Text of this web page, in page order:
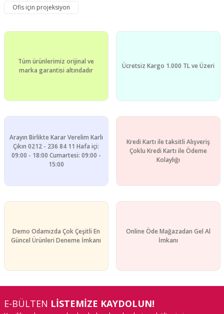
Görüş ve önerileriniz için teşekkür ederiz.
Ürün resmi kalitesiz, bozuk veya görüntülenemiyor.
Ürün bilgilerinde hatalar bulunuyor.
Ofis için projeksiyon
Tüm ürünlerimiz orijinal ve
marka garantisi altındadır
Ücretsiz Kargo 1.000 TL ve Üzeri
Arayın Birlikte Karar Verelim Karlı
Çıkın 0212 - 236 84 11 Hafa içi:
09:00 - 18:00 Cumartesi: 09:00 -
15:00
Kredi Kartı ile taksitli Alışveriş
Çoklu Kredi Kartı ile Ödeme
Kolaylığı
Demo Odamızda Çok Çeşitli En
Güncel Ürünleri Deneme İmkanı
Online Öde Mağazadan Gel Al
İmkanı
E-BÜLTEN LİSTEMİZE KAYDOLUN!